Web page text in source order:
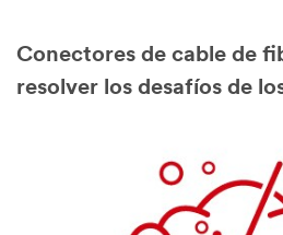
Conectores de cable de
resolver los desafíos de